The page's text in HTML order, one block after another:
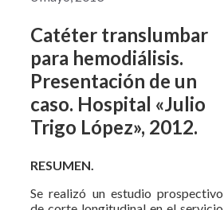
Catéter translumbar
para hemodiálisis.
Presentación de un
caso. Hospital «Julio
Trigo López», 2012.
RESUMEN.
Se realizó un estudio prospectivo